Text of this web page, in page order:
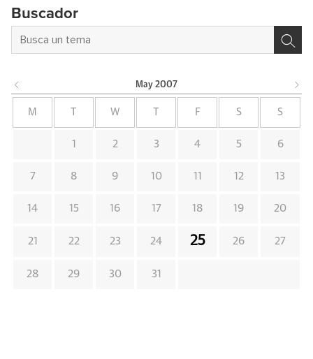
Buscador
May 2007
M W F S S
1 2 3 4 5 6
7 8 9 10 11 12 13
14 15 16 17 18 19 20
21 22 23 24 25 26 27
28 29 30 31